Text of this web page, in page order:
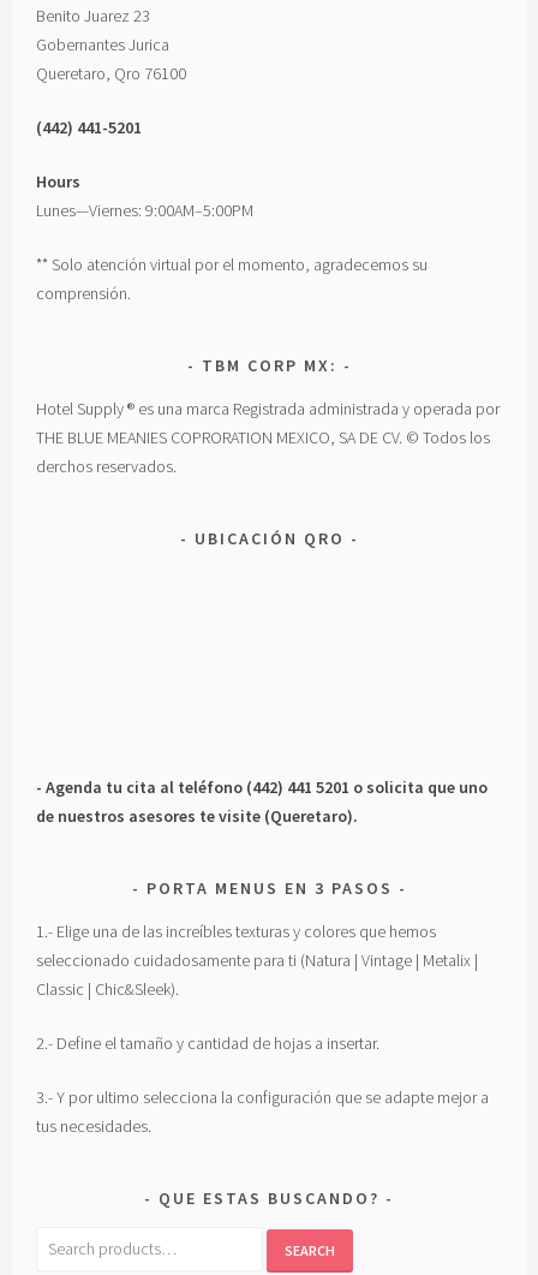
Benito Juarez 23
Gobernantes Jurica
Queretaro, Qro 76100
(442) 441-5201
Hours
Lunes—Viernes: 9:00AM–5:00PM
** Solo atención virtual por el momento, agradecemos su
comprensión.
TBM CORP MX:
Hotel Supply ® es una marca Registrada administrada y operada por
THE BLUE MEANIES COPRORATION MEXICO, SA DE CV. © Todos los
derchos reservados.
UBICACIÓN QRO
- Agenda tu cita al teléfono (442) 441 5201 o solicita que uno
de nuestros asesores te visite (Queretaro).
PORTA MENUS EN 3 PASOS
1.- Elige una de las increíbles texturas y colores que hemos
seleccionado cuidadosamente para ti (Natura | Vintage | Metalix |
Classic | Chic&Sleek).
2.- Define el tamaño y cantidad de hojas a insertar.
3.- Y por ultimo selecciona la configuración que se adapte mejor a
tus necesidades.
QUE ESTAS BUSCANDO?
Search
SEARCH